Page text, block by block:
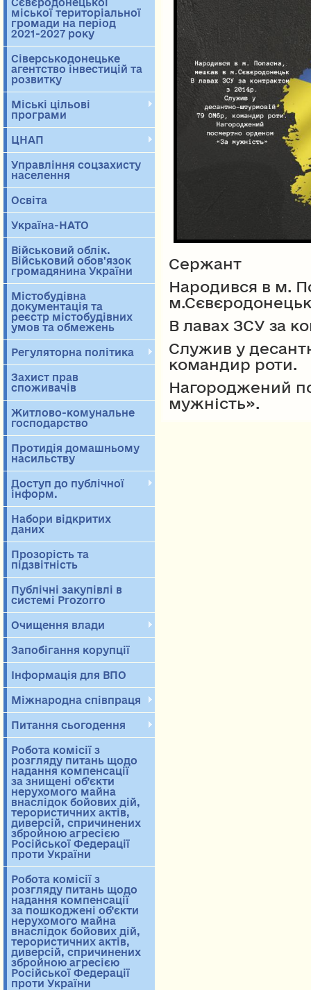
Сєвєродонецької
міської територіальної
громади на період
2021-2027 року
Сіверськодонецьке
агентство інвестицій та
розвитку
Міські цільові
програми
ЦНАП
Управління соцзахисту
населення
Освіта
Україна-НАТО
Військовий облік.
Військовий обов'язок
громадянина України
Містобудівна
документація та
реєстр містобудівних
умов та обмежень
Регуляторна політика
Захист прав
споживачів
Житлово-комунальне
господарство
Протидія домашньому
насильству
Доступ до публічної
інформ.
Набори відкритих
даних
Прозорість та
підзвітність
Публічні закупівлі в
системі Prozorro
Очищення влади
Запобігання корупції
Інформація для ВПО
Міжнародна співпраця
Питання сьогодення
Робота комісії з
розгляду питань щодо
надання компенсації
за знищені об’єкти
нерухомого майна
внаслідок бойових дій,
терористичних актів,
диверсій, спричинених
збройною агресією
Російської Федерації
проти України
Робота комісії з
розгляду питань щодо
надання компенсації
за пошкоджені об’єкти
нерухомого майна
внаслідок бойових дій,
терористичних актів,
диверсій, спричинених
збройною агресією
Російської Федерації
проти України
Сержант
Народився в м.
м.Сєвєродонецьк
В лавах ЗСУ за
Служив у
командир роти.
Нагороджений
мужність».